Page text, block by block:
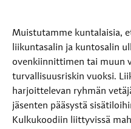
Muistutamme kuntalaisia,
liikuntasalin ja kuntosalin
ovenkiinnittimen tai muun
turvallisuusriskin vuoksi.
harjoittelevan ryhmän
jäsenten pääsystä
Kulkukoodiin liittyvissä